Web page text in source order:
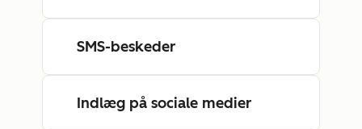
SMS-beskeder
Indlæg på sociale medier